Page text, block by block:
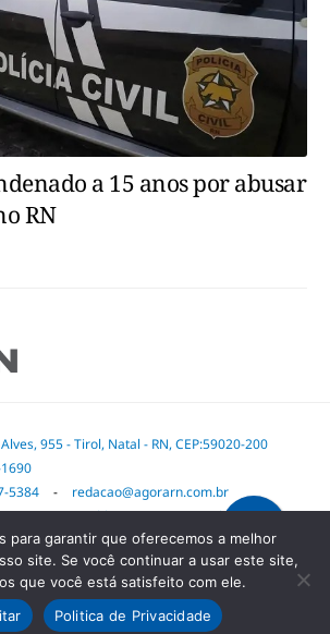
a 15 anos por abusar
RN
955 - Tirol, Natal - RN, CEP:59020-200
5384 -
redacao@agorarn.com.br
1718 - publica@agorarn.com.br
RN. Todos os direitos reservados. É proibida a
desta página em qualquer meio de comunicação,
ou impresso, sem autorização prévia.
para garantir que oferecemos a melhor
site. Se você continuar a usar este site,
que você está satisfeito com ele.
Politica de Privacidade